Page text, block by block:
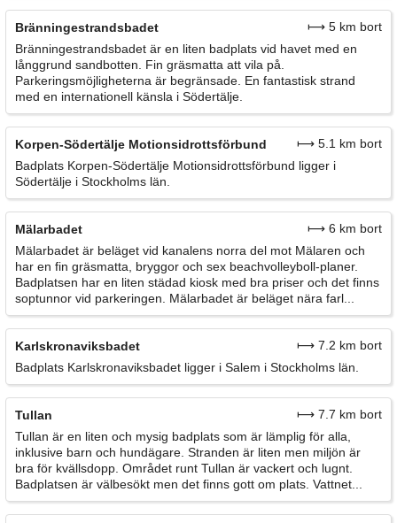
Bränningestrandsbadet
⟼ 5 km bort
Bränningestrandsbadet är en liten badplats vid havet med en
långgrund sandbotten. Fin gräsmatta att vila på.
Parkeringsmöjligheterna är begränsade. En fantastisk strand
med en internationell känsla i Södertälje.
Korpen-Södertälje Motionsidrottsförbund
⟼ 5.1 km bort
Badplats Korpen-Södertälje Motionsidrottsförbund ligger i
Södertälje i Stockholms län.
Mälarbadet
⟼ 6 km bort
Mälarbadet är beläget vid kanalens norra del mot Mälaren och
har en fin gräsmatta, bryggor och sex beachvolleyboll-planer.
Badplatsen har en liten städad kiosk med bra priser och det finns
soptunnor vid parkeringen. Mälarbadet är beläget nära farl...
Karlskronaviksbadet
⟼ 7.2 km bort
Badplats Karlskronaviksbadet ligger i Salem i Stockholms län.
Tullan
⟼ 7.7 km bort
Tullan är en liten och mysig badplats som är lämplig för alla,
inklusive barn och hundägare. Stranden är liten men miljön är
bra för kvällsdopp. Området runt Tullan är vackert och lugnt.
Badplatsen är välbesökt men det finns gott om plats. Vattnet...